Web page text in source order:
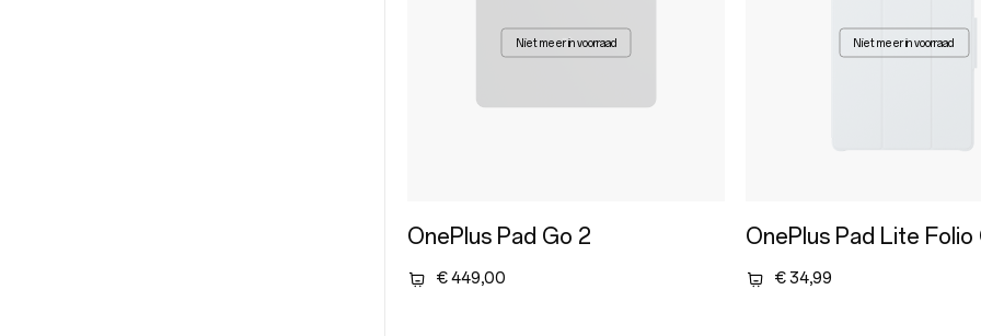
Niet meer in voorraad
OnePlus Pad Go 2
€ 449,00
Niet meer in voorraad
OnePlus Pad Lite Folio
€ 34,99